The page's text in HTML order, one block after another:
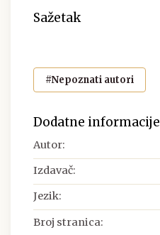
Sažetak
#Nepoznati autori
Dodatne informacije
Autor:
Izdavač:
Jezik:
Broj stranica: